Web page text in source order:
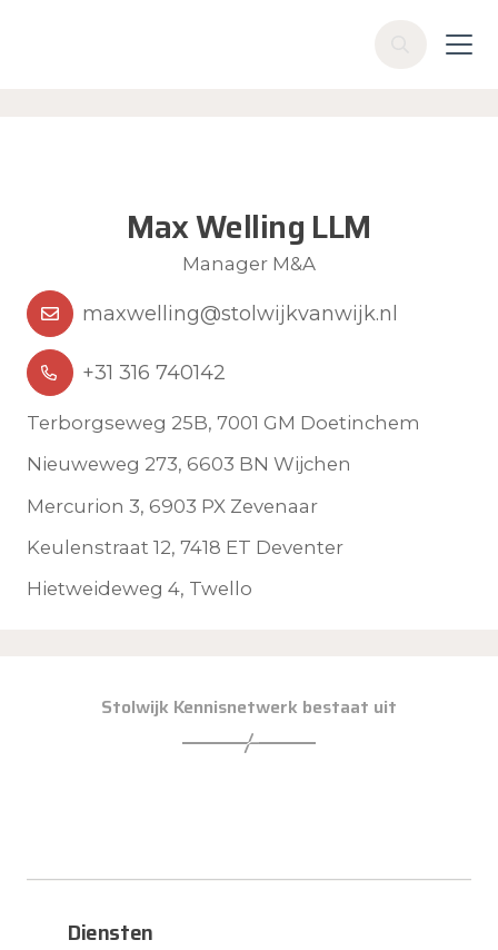
Max Welling LLM
Manager M&A
maxwelling@stolwijkvanwijk.nl
+31 316 740142
Terborgseweg 25B, 7001 GM Doetinchem
Nieuweweg 273, 6603 BN Wijchen
Mercurion 3, 6903 PX Zevenaar
Keulenstraat 12, 7418 ET Deventer
Hietweideweg 4, Twello
Stolwijk Kennisnetwerk bestaat uit
Diensten